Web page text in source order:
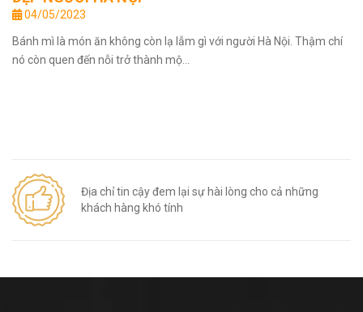
04/05/2023
Bánh mì là món ăn không còn lạ lẫm gì với người Hà Nội. Thậm chí
nó còn quen đến nỗi trở thành mộ...
Địa chỉ tin cậy đem lại sự hài lòng cho cả những
khách hàng khó tính